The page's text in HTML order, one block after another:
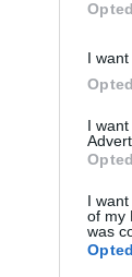
I
I
I
of my
was